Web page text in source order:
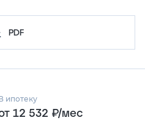
PDF
ипотеку
12 532 ₽/мес